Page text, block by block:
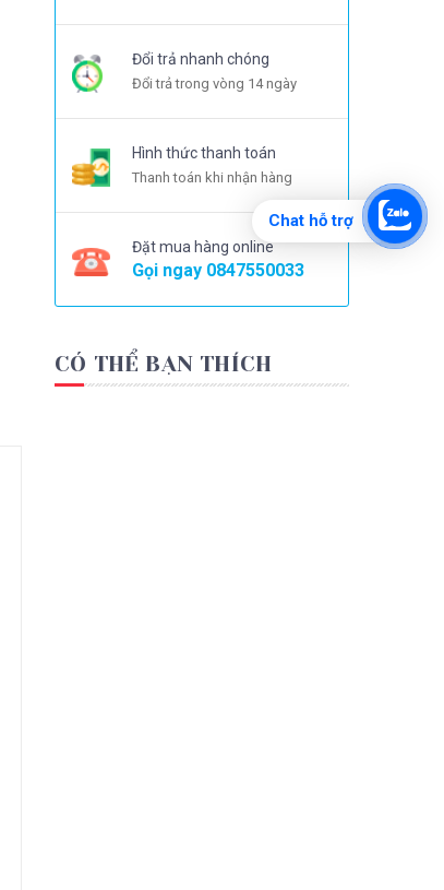
Đổi trả nhanh chóng
Đổi trả trong vòng 14 ngày
Hình thức thanh toán
Thanh toán khi nhận hàng
Đặt mua hàng online
Gọi ngay 0847550033
CÓ THỂ BẠN THÍCH
Chat hỗ trợ